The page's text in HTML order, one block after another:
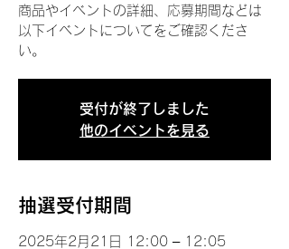
商品やイベントの詳細、応募期間などは
以下イベントについてをご確認くださ
い。
受付が終了しました
他のイベントを見る
抽選受付期間
2025年2月21日 12:00 – 12:05